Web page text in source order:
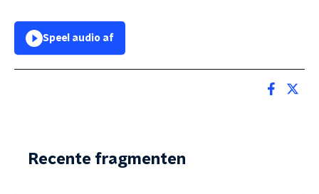
Speel audio af
Recente fragmenten